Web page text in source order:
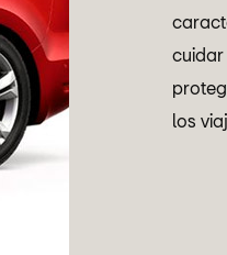
cuidar
los